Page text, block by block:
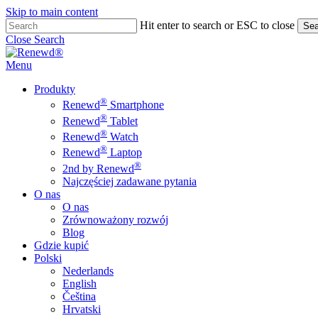
Skip to main content
Hit enter to search or ESC to close
Close Search
Menu
Produkty
Renewd® Smartphone
Renewd® Tablet
Renewd® Watch
Renewd® Laptop
2nd by Renewd®
Najczęściej zadawane pytania
O nas
O nas
Zrównoważony rozwój
Blog
Gdzie kupić
Polski
Nederlands
English
Čeština
Hrvatski